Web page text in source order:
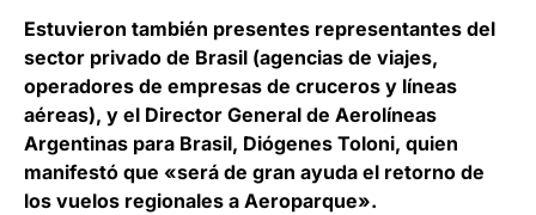
Estuvieron también presentes representantes del
sector privado de Brasil (agencias de viajes,
operadores de empresas de cruceros y líneas
aéreas), y el Director General de Aerolíneas
Argentinas para Brasil, Diógenes Toloni, quien
manifestó que «será de gran ayuda el retorno de
los vuelos regionales a Aeroparque».